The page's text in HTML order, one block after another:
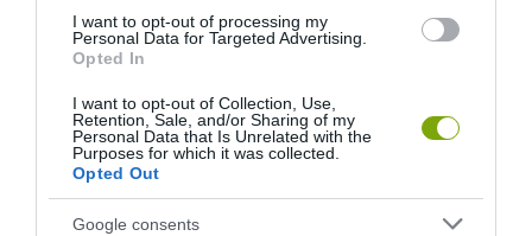
I want to opt-out of processing my
Personal Data for Targeted Advertising.
Opted In
I want to opt-out of Collection, Use,
Retention, Sale, and/or Sharing of my
Personal Data that Is Unrelated with the
Purposes for which it was collected.
Opted Out
Google consents
KIRÁNDULÁS PANNONHALMA
KÖRNYÉKÉN: TERMÉSZET,
TALÁLKOZÁSA
HŐKUPOLA MAGYARORSZÁG
ALATTA A TERMÉSZETTEL?